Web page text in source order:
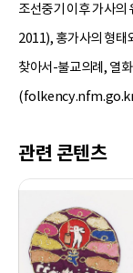
조선중기 이후 가사의
2011), 홍가사의 형태
찾아서-불교의례, 열
관련 콘텐츠